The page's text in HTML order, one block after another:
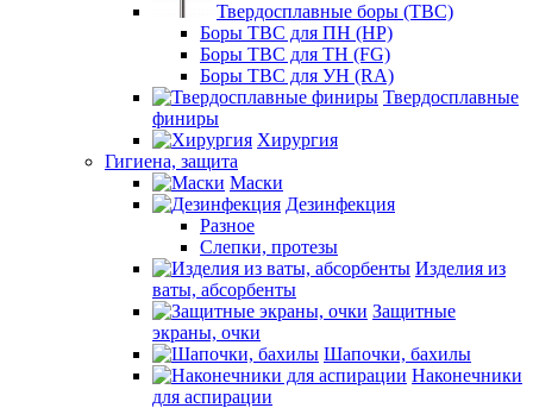
Твердосплавные боры (ТВС)
Боры ТВС для ПН (HP)
Боры ТВС для ТН (FG)
Боры ТВС для УН (RA)
Твердосплавные
финиры
Хирургия
Гигиена, защита
Маски
Дезинфекция
Разное
Слепки, протезы
Изделия из
ваты, абсорбенты
Защитные
экраны, очки
Шапочки, бахилы
Наконечники
для аспирации